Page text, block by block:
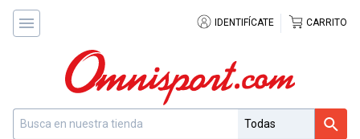
IDENTIFÍCATE CARRITO